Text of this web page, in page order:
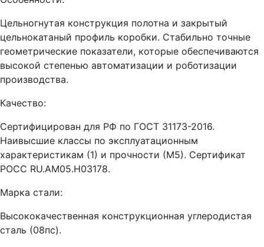
Цельногнутая конструкция полотна и закрытый
цельнокатаный профиль коробки. Стабильно точные
геометрические показатели, которые обеспечиваются
высокой степенью автоматизации и роботизации
производства.
Качество:
Сертифицирован для РФ по ГОСТ 31173-2016.
Наивысшие классы по эксплуатационным
характеристикам (1) и прочности (М5). Сертификат
POCC RU.AM05.H03178.
Марка стали:
Высококачественная конструкционная углеродистая
сталь (08пс).